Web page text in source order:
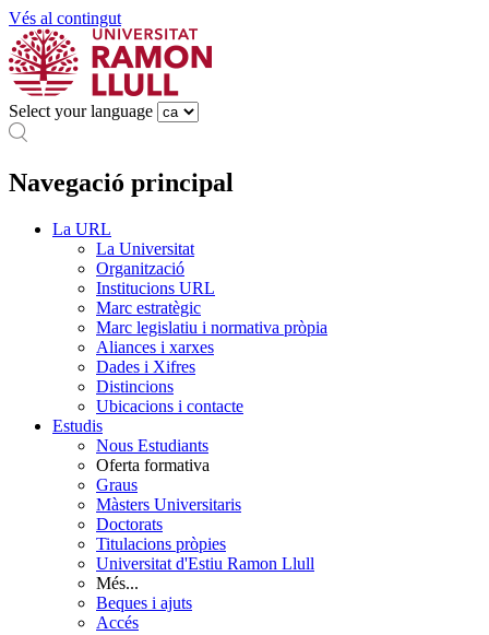
Vés al contingut
Select your language
Navegació principal
La URL
La Universitat
Organització
Institucions URL
Marc estratègic
Marc legislatiu i normativa pròpia
Aliances i xarxes
Dades i Xifres
Distincions
Ubicacions i contacte
Estudis
Nous Estudiants
Oferta formativa
Graus
Màsters Universitaris
Doctorats
Titulacions pròpies
Universitat d'Estiu Ramon Llull
Més...
Beques i ajuts
Accés